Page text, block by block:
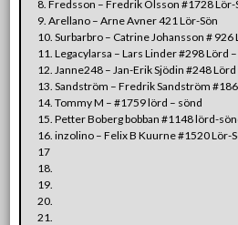
8. Fredsson – Fredrik Olsson #1728 Lör-
9. Arellano – Arne Avner 421 Lör-Sön
10. Surbarbro – Catrine Johansson # 926
11. Legacylarsa – Lars Linder #298 Lörd –
12. Janne248 – Jan-Erik Sjödin #248
13. Sandström – Fredrik Sandström
14. Tommy M – #1759 lörd – sönd
15. Petter Boberg bobban #1148 lörd-
16. inzolino – Felix B Kuurne #1520 Lör-
17
18.
19.
20.
21.